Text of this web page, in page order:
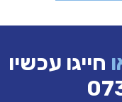
חייגו עכשיו